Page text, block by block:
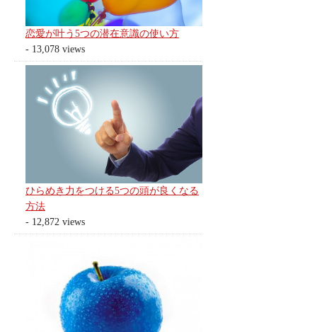
恋愛が叶う5つの潜在意識の使い方
- 13,078 views
ひらめき力をつける5つの頭が良くなる
方法
- 12,872 views